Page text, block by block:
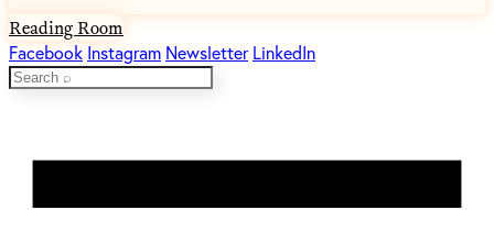
Reading Room
Facebook Instagram Newsletter LinkedIn